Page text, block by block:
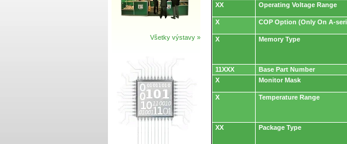
Všetky výstavy »
XX
Operating Voltage Range
X
COP Option (Only On A-
X
Memory Type
11XXX
Base Part Number
X
Monitor Mask
X
Temperature Range
XX
Package Type